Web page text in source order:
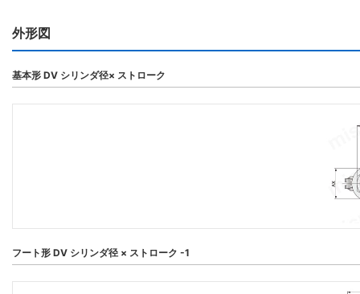
外形図
基本形 DV シリンダ径× ストローク
フート形 DV シリンダ径 × ストローク -1